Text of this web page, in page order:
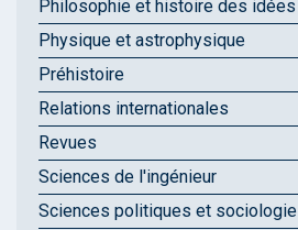
Philosophie et histoire des idées
Physique et astrophysique
Préhistoire
Relations internationales
Revues
Sciences de l'ingénieur
Sciences politiques et sociologie